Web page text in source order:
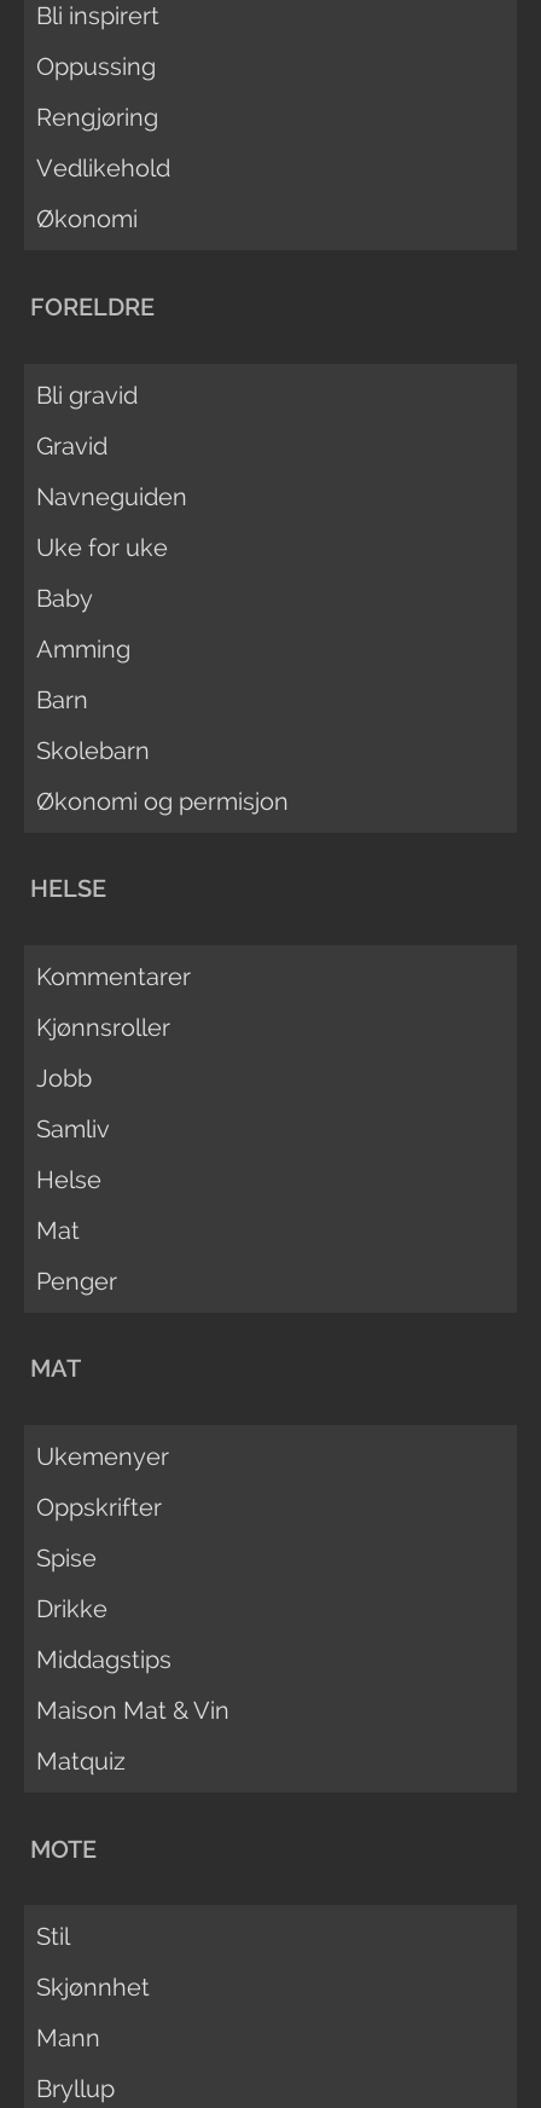
Bli inspirert
Oppussing
Rengjøring
Vedlikehold
Økonomi
FORELDRE
Bli gravid
Gravid
Navneguiden
Uke for uke
Baby
Amming
Barn
Skolebarn
Økonomi og permisjon
HELSE
Kommentarer
Kjønnsroller
Jobb
Samliv
Helse
Mat
Penger
MAT
Ukemenyer
Oppskrifter
Spise
Drikke
Middagstips
Maison Mat & Vin
Matquiz
MOTE
Stil
Skjønnhet
Mann
Bryllup